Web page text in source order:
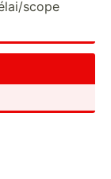
­scope